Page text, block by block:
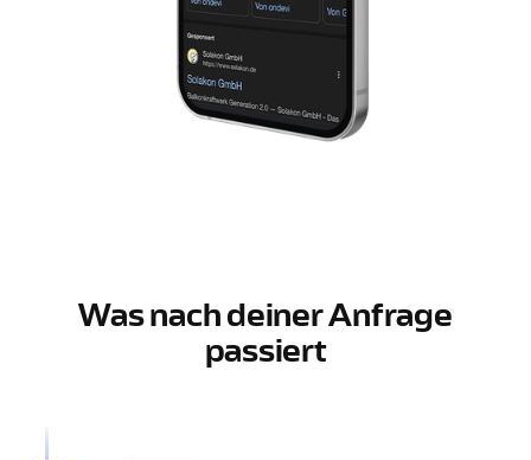
Was nach deiner Anfrage
passiert